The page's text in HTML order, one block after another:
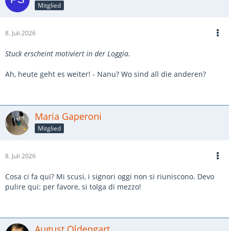
Mitglied
8. Juli 2026
Stuck erscheint motiviert in der Loggia.
Ah, heute geht es weiter! - Nanu? Wo sind all die anderen?
Maria Gaperoni
Mitglied
8. Juli 2026
Cosa ci fa qui? Mi scusi, i signori oggi non si riuniscono. Devo
pulire qui: per favore, si tolga di mezzo!